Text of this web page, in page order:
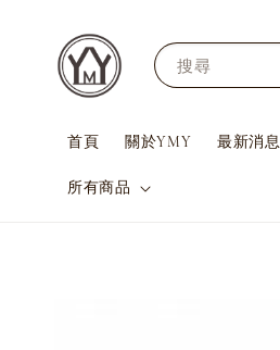
搜尋
首頁 關於YMY 最新消息
所有商品